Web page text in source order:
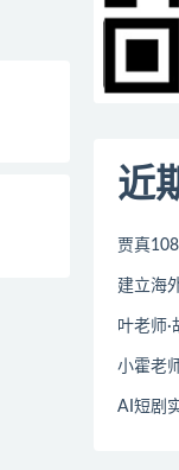
近
贾真
建立海
叶老师
小霍老
AI短剧